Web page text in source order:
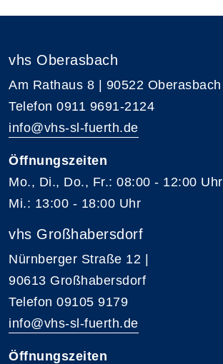
vhs Oberasbach
Am Rathaus 8 | 90522 Oberasbach
Telefon 0911 9691-2124
info@vhs-sl-fuerth.de
Öffnungszeiten
Mo., Di., Do., Fr.: 08:00 - 12:00 Uhr
Mi.: 13:00 - 18:00 Uhr
vhs Großhabersdorf
Nürnberger Straße 12 |
90613 Großhabersdorf
Telefon 09105 9179
info@vhs-sl-fuerth.de
Öffnungszeiten